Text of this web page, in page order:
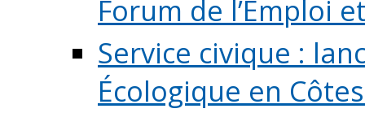
Forum de l’Emploi
Service civique :
Écologique en